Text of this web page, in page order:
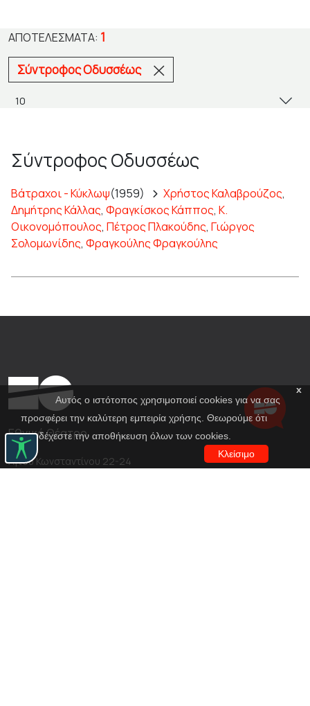
ΑΠΟΤΕΛΈΣΜΑΤΑ: 1
Σύντροφος Οδυσσέως
Σύντροφος Οδυσσέως
Βάτραχοι - Κύκλωψ(1959) Χρήστος Καλαβρούζος,
Δημήτρης Κάλλας, Φραγκίσκος Κάππος, Κ.
Οικονομόπουλος, Πέτρος Πλακούδης, Γιώργος
Σολομωνίδης, Φραγκούλης Φραγκούλης
x
Αυτός ο ιστότοπος χρησιμοποιεί cookies για να σας
προσφέρει την καλύτερη εμπειρία χρήσης. Θεωρούμε ότι
αποδέχεστε την αποθήκευση όλων των cookies.
Κλείσιμο
Εθνικό Θέατρο
Αγίου Κωνσταντίνου 22-24